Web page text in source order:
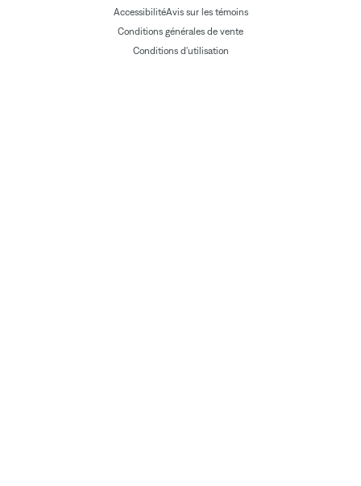
AccessibilitéAvis sur les témoins
Conditions générales de vente
Conditions d'utilisation